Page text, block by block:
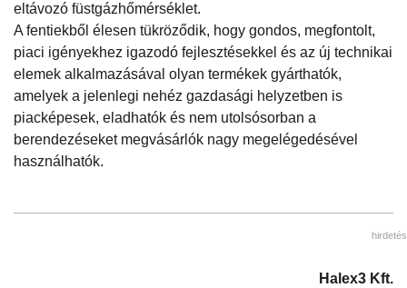
eltávozó füstgázhőmérséklet.
A fentiekből élesen tükröződik, hogy gondos, megfontolt,
piaci igényekhez igazodó fejlesztésekkel és az új technikai
elemek alkalmazásával olyan termékek gyárthatók,
amelyek a jelenlegi nehéz gazdasági helyzetben is
piacképesek, eladhatók és nem utolsósorban a
berendezéseket megvásárlók nagy megelégedésével
használhatók.
hirdetés
Halex3 Kft.